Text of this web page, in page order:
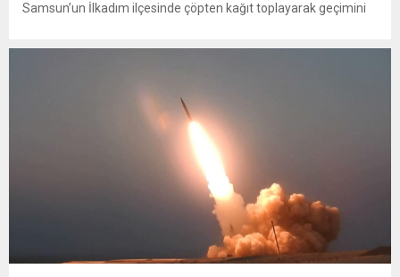
Samsun’un İlkadım ilçesinde çöpten kağıt toplayarak geçimini